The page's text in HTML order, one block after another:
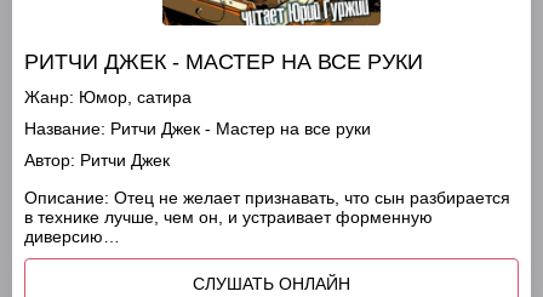
РИТЧИ ДЖЕК - МАСТЕР НА ВСЕ РУКИ
Жанр: Юмор, сатира
Название: Ритчи Джек - Мастер на все руки
Автор: Ритчи Джек
Описание: Отец не желает признавать, что сын разбирается
в технике лучше, чем он, и устраивает форменную
диверсию…
СЛУШАТЬ ОНЛАЙН